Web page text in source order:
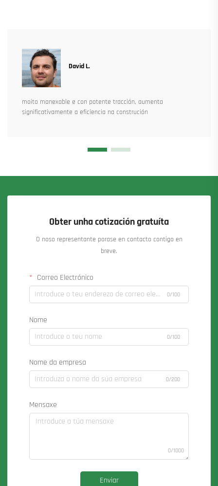
David L.
moito manexable e con potente tracción, aumenta
significativamente a eficiencia na construción
Obter unha cotización gratuíta
O noso representante porase en contacto contigo en
breve.
Correo Electrónico
0/100
Nome
0/100
Nome da empresa
0/200
Mensaxe
0/1000
Enviar